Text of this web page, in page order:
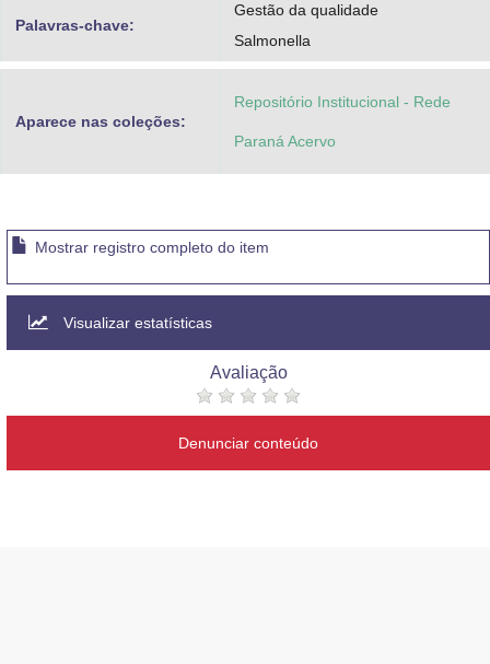
Palavras-chave:
Gestão da qualidade
Salmonella
Aparece nas coleções:
Repositório Institucional - Rede
Paraná Acervo
Mostrar registro completo do item
Visualizar estatísticas
Avaliação
Denunciar conteúdo